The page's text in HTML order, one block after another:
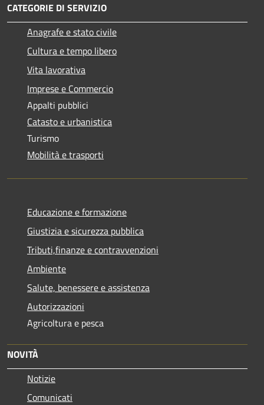
CATEGORIE DI SERVIZIO
Anagrafe e stato civile
Cultura e tempo libero
Vita lavorativa
Imprese e Commercio
Appalti pubblici
Catasto e urbanistica
Turismo
Mobilità e trasporti
Educazione e formazione
Giustizia e sicurezza pubblica
Tributi,finanze e contravvenzioni
Ambiente
Salute, benessere e assistenza
Autorizzazioni
Agricoltura e pesca
NOVITÀ
Notizie
Comunicati